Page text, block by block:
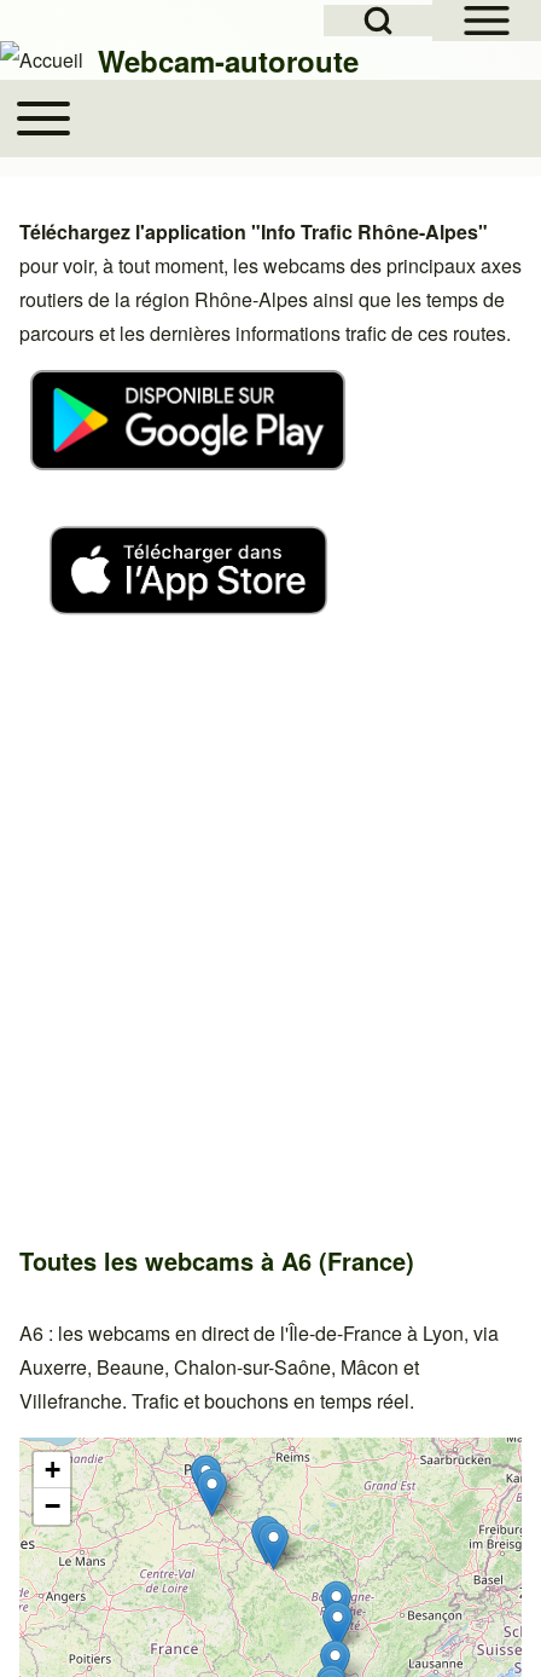
Close search
Rechercher
Webcam-autoroute
Main navigation
Toggle main menu
Téléchargez l'application "Info Trafic Rhône-Alpes"
pour voir, à tout moment, les webcams des principaux axes
routiers de la région Rhône-Alpes ainsi que les temps de
parcours et les dernières informations trafic de ces routes.
Toutes les webcams à A6 (France)
A6 : les webcams en direct de l'Île-de-France à Lyon, via
Auxerre, Beaune, Chalon-sur-Saône, Mâcon et
Villefranche. Trafic et bouchons en temps réel.
+
−